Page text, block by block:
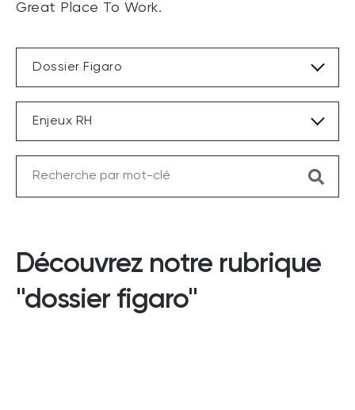
Great Place To Work.
Dossier Figaro
Enjeux RH
Découvrez notre rubrique
"dossier figaro"